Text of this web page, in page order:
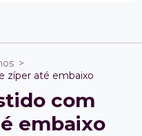
>
zíper até embaixo
com
embaixo